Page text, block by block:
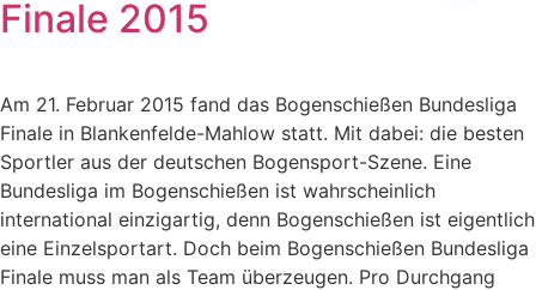
Finale 2015
Am 21. Februar 2015 fand das Bogenschießen Bundesliga
Finale in Blankenfelde-Mahlow statt. Mit dabei: die besten
Sportler aus der deutschen Bogensport-Szene. Eine
Bundesliga im Bogenschießen ist wahrscheinlich
international einzigartig, denn Bogenschießen ist eigentlich
eine Einzelsportart. Doch beim Bogenschießen Bundesliga
Finale muss man als Team überzeugen. Pro Durchgang